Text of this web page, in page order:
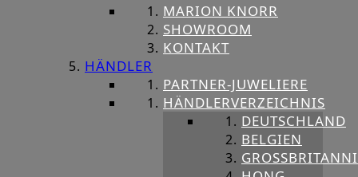
MARION KNORR
SHOWROOM
KONTAKT
HÄNDLER
PARTNER-JUWELIERE
HÄNDLERVERZEICHNIS
DEUTSCHLAND
BELGIEN